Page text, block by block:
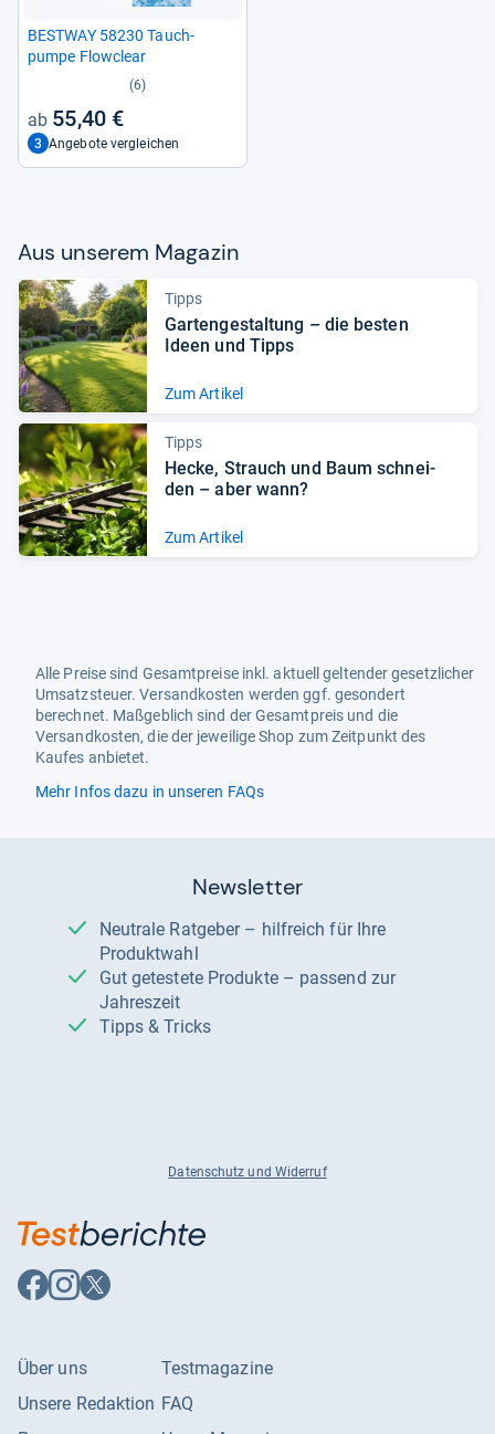
BEST­WAY 58230 Tauch­
pumpe Flow­clear
(6)
55,40 €
3 Angebote vergleichen
Aus unse­rem Maga­zin
Tipps
Gar­ten­ge­stal­tung – die bes­ten
Ideen und Tipps
Zum Artikel
Tipps
Hecke, Strauch und Baum schnei­
den – aber wann?
Zum Artikel
Alle Preise sind Gesamtpreise inkl. aktuell geltender gesetzlicher
Umsatzsteuer. Versandkosten werden ggf. gesondert
berechnet. Maßgeblich sind der Gesamtpreis und die
Versandkosten, die der jeweilige Shop zum Zeitpunkt des
Kaufes anbietet.
Mehr Infos dazu in unseren FAQs
Newsletter
Neutrale Ratgeber – hilfreich für Ihre
Produktwahl
Gut getestete Produkte – passend zur
Jahreszeit
Tipps & Tricks
Datenschutz und Widerruf
Auf
Facebook
Auf
Instagram
Auf
X
Über uns
Unsere Redaktion
Testmagazine
FAQ